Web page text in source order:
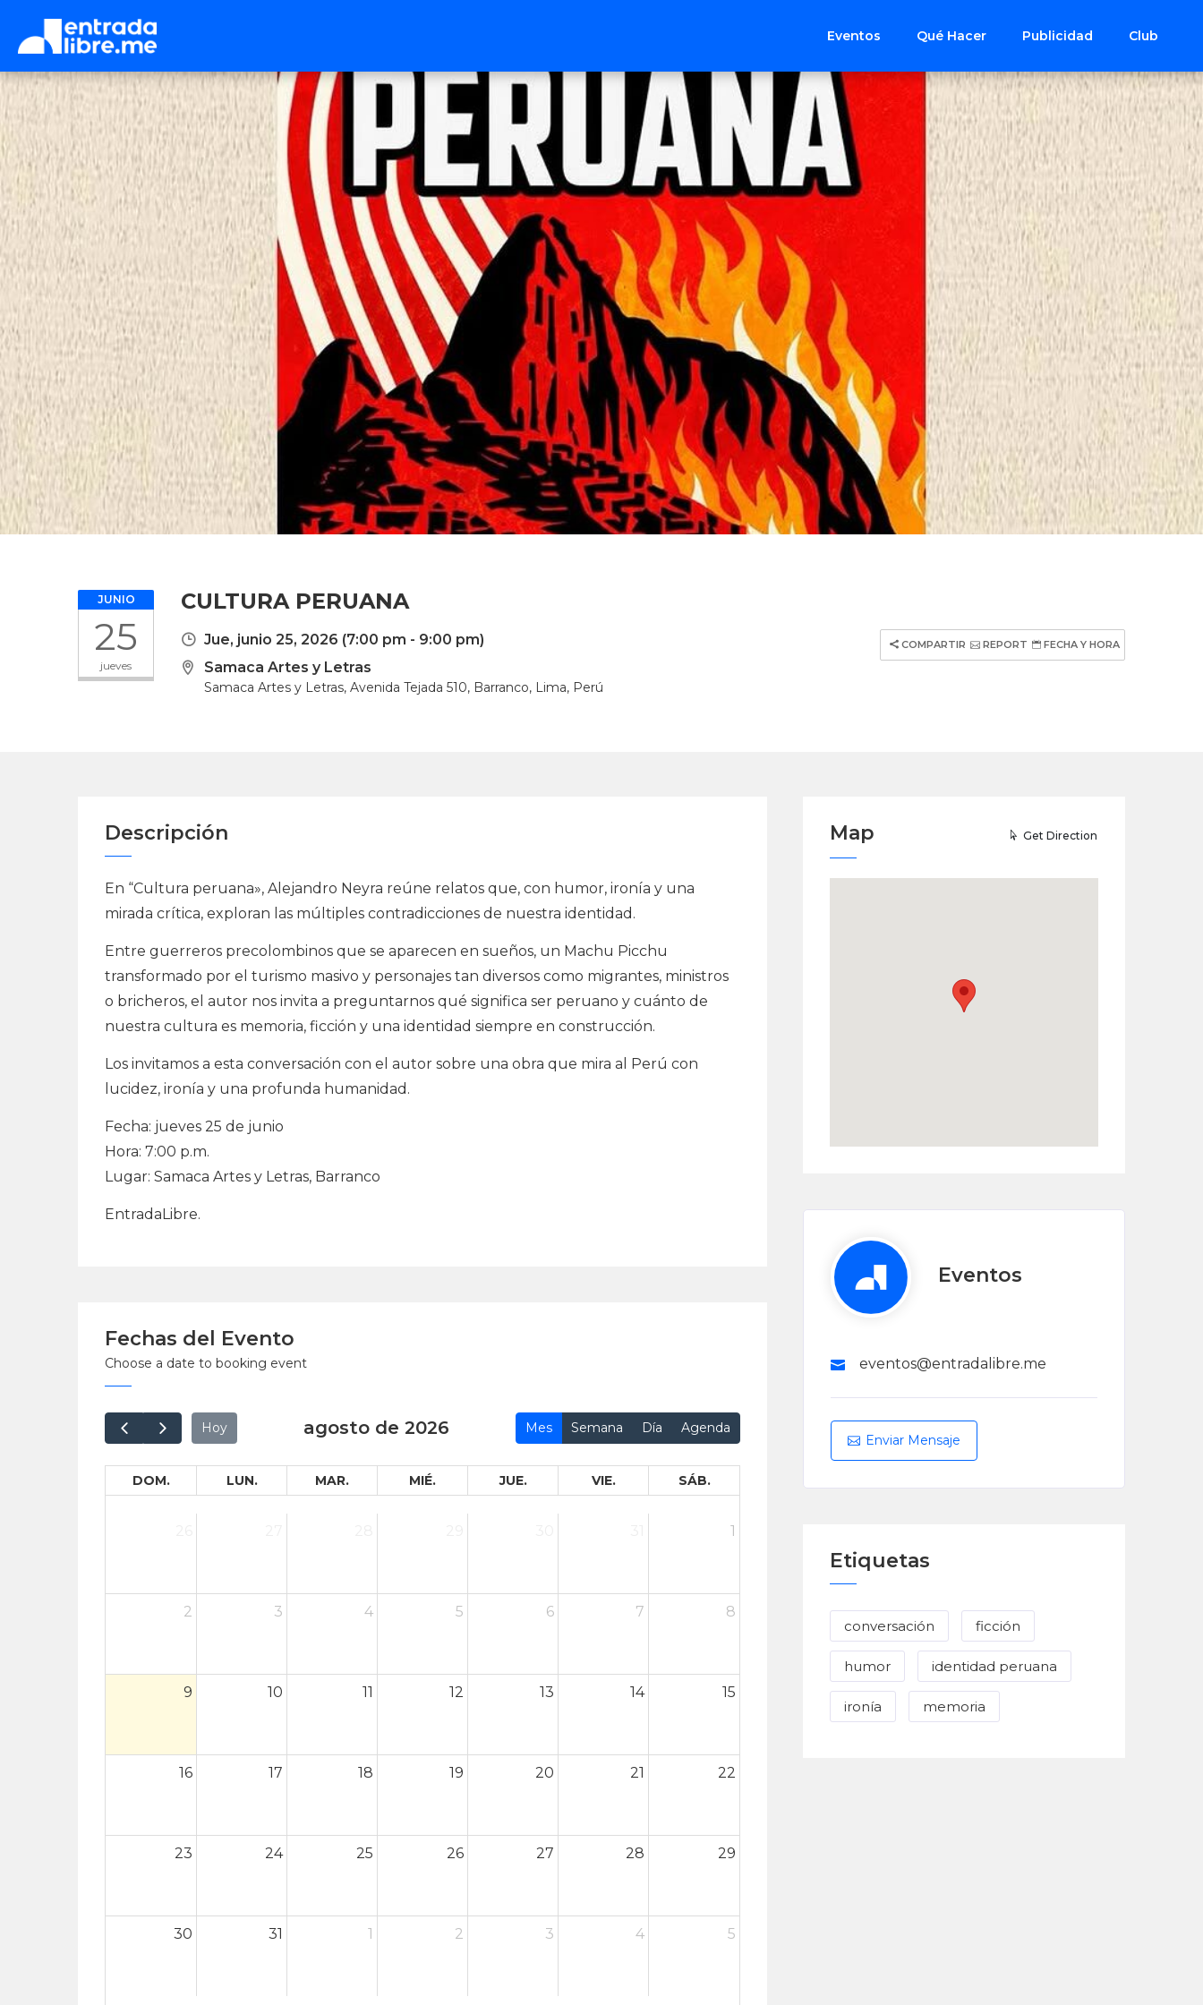
Eventos Qué Hacer Publicidad Club
JUNIO
25
jueves
CULTURA PERUANA
Jue, junio 25, 2026 (7:00 pm - 9:00 pm)
Samaca Artes y Letras
Samaca Artes y Letras, Avenida Tejada 510, Barranco, Lima, Perú
COMPARTIR REPORT FECHA Y HORA
Descripción
En “Cultura peruana», Alejandro Neyra reúne relatos que, con humor, ironía y una
mirada crítica, exploran las múltiples contradicciones de nuestra identidad.
Entre guerreros precolombinos que se aparecen en sueños, un Machu Picchu
transformado por el turismo masivo y personajes tan diversos como migrantes, ministros
o bricheros, el autor nos invita a preguntarnos qué significa ser peruano y cuánto de
nuestra cultura es memoria, ficción y una identidad siempre en construcción.
Los invitamos a esta conversación con el autor sobre una obra que mira al Perú con
lucidez, ironía y una profunda humanidad.
Fecha: jueves 25 de junio
Hora: 7:00 p.m.
Lugar: Samaca Artes y Letras, Barranco
EntradaLibre.
Fechas del Evento
Choose a date to booking event
Hoy agosto de 2026 Mes Semana Día Agenda
DOM. LUN. MAR. MIÉ. JUE. VIE. SÁB.
1
2 3 4 5 6 7 8
9 10 11 12 13 14 15
16 17 18 19 20 21 22
23 24 25 26 27 28 29
30 31 1 2 3 4 5
Map Get Direction
Eventos
eventos@entradalibre.me
Enviar Mensaje
Etiquetas
conversación ficción
humor identidad peruana
ironía memoria